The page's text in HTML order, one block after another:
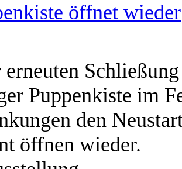
öffnet wieder
erneuten
Puppenkiste im
den
öffnen wieder.